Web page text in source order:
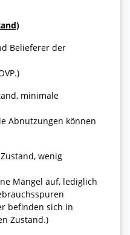
Belieferer der
minimale
Abnutzungen können
wenig
Mängel auf, lediglich
befinden sich in
Zustand.)